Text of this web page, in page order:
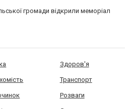
громади відкрили меморіал
Здоров'я
Транспорт
Розваги